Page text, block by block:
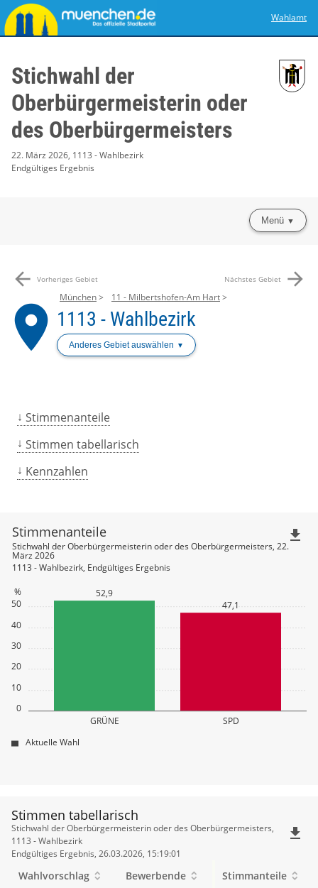
Wahlamt
Stichwahl der
Oberbürgermeisterin oder
des Oberbürgermeisters
22. März 2026, 1113 - Wahlbezirk
Endgültiges Ergebnis
Menü
arrow_back Vorheriges Gebiet Nächstes Gebiet arrow_forward
place
München 11 - Milbertshofen-Am Hart
1113 - Wahlbezirk
Anderes Gebiet auswählen
Stimmenanteile
Stimmen tabellarisch
Kennzahlen
0
10
20
30
40
50
%
GRÜNE SPD
52,9
47,1
Stimmenanteile
Stichwahl der Oberbürgermeisterin oder des Oberbürgermeisters, 22.
März 2026
1113 - Wahlbezirk, Endgültiges Ergebnis
Aktuelle Wahl
file_download
Stimmen tabellarisch
Stimmen
tabellarisch
Stichwahl der Oberbürgermeisterin oder des Oberbürgermeisters,
1113 - Wahlbezirk
Endgültiges Ergebnis, 26.03.2026, 15:19:01
file_download
Wahlvorschlag Bewerbende
Stimmanteile